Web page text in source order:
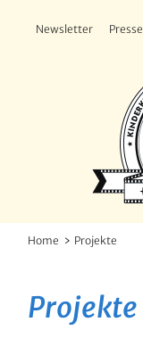
Newsletter Presse
Home Projekte
Projekte